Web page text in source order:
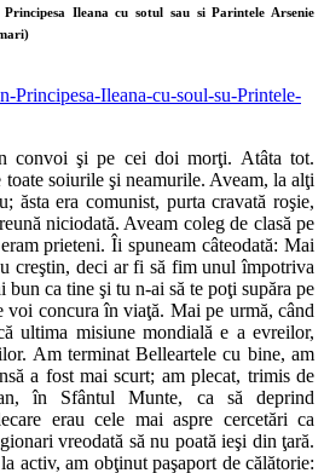
Ileana cu sotul sau si Parintele Arsenie
convoi şi pe cei doi morţi. Atâta tot.
soiurile şi neamurile. Aveam, la alţi
ăsta era comunist, purta cravată roşie,
niciodată. Aveam coleg de clasă pe
prieteni. Îi spuneam câteodată: Mai
creştin, deci ar fi să fim unul împotriva
bun ca tine şi tu n-ai să te poţi supăra pe
voi concura în viaţă. Mai pe urmă, când
ultima misiune mondială e a evreilor,
Am terminat Belleartele cu bine, am
a fost mai scurt; am plecat, trimis de
în Sfântul Munte, ca să deprind
erau cele mai aspre cercetări ca
vreodată să nu poată ieşi din ţară.
activ, am obţinut paşaport de călătorie: